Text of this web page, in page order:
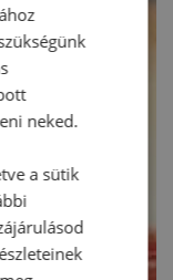
neked.
a sütik